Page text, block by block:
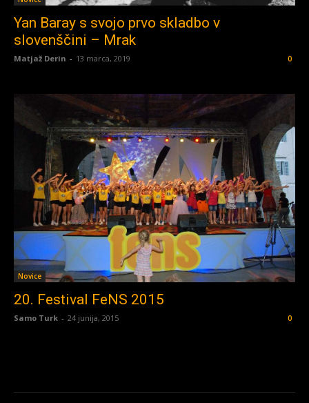
Yan Baray s svojo prvo skladbo v
slovenščini – Mrak
Matjaž Derin - 13 marca, 2019 0
Novice
20. Festival FeNS 2015
Samo Turk - 24 junija, 2015 0